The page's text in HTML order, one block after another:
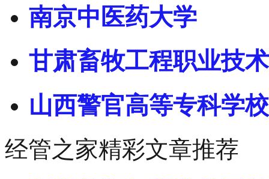
南京中医药大学
甘肃畜牧工程职业技
山西警官高等专科学校
经管之家精彩文章推荐